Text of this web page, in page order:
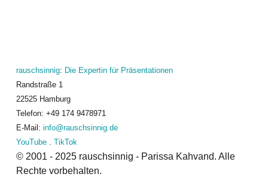
rauschsinnig: Die Expertin für Präsentationen
Randstraße 1
22525 Hamburg
Telefon: +49 174 9478971
E-Mail: info@rauschsinnig.de
YouTube. TikTok
© 2001 - 2025 rauschsinnig - Parissa Kahvand. Alle
Rechte vorbehalten.